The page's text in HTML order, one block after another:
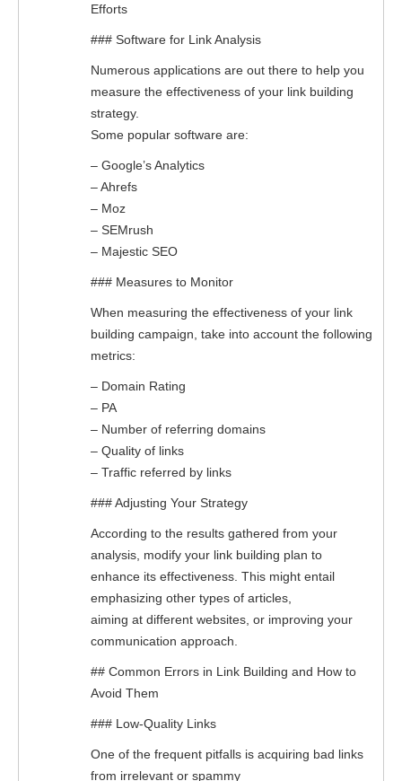
Efforts
### Software for Link Analysis
Numerous applications are out there to help you
measure the effectiveness of your link building
strategy.
Some popular software are:
– Google’s Analytics
– Ahrefs
– Moz
– SEMrush
– Majestic SEO
### Measures to Monitor
When measuring the effectiveness of your link
building campaign, take into account the following
metrics:
– Domain Rating
– PA
– Number of referring domains
– Quality of links
– Traffic referred by links
### Adjusting Your Strategy
According to the results gathered from your
analysis, modify your link building plan to
enhance its effectiveness. This might entail
emphasizing other types of articles,
aiming at different websites, or improving your
communication approach.
## Common Errors in Link Building and How to
Avoid Them
### Low-Quality Links
One of the frequent pitfalls is acquiring bad links
from irrelevant or spammy